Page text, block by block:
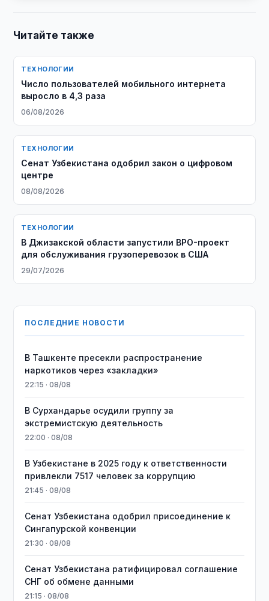
Читайте также
ТЕХНОЛОГИИ
Число пользователей мобильного интернета
выросло в 4,3 раза
06/08/2026
ТЕХНОЛОГИИ
Сенат Узбекистана одобрил закон о цифровом
центре
08/08/2026
ТЕХНОЛОГИИ
В Джизакской области запустили BPO-проект
для обслуживания грузоперевозок в США
29/07/2026
ПОСЛЕДНИЕ НОВОСТИ
В Ташкенте пресекли распространение
наркотиков через «закладки»
22:15 · 08/08
В Сурхандарье осудили группу за
экстремистскую деятельность
22:00 · 08/08
В Узбекистане в 2025 году к ответственности
привлекли 7517 человек за коррупцию
21:45 · 08/08
Сенат Узбекистана одобрил присоединение к
Сингапурской конвенции
21:30 · 08/08
Сенат Узбекистана ратифицировал соглашение
СНГ об обмене данными
21:15 · 08/08